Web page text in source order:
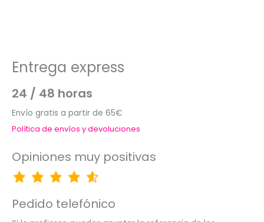
Entrega express
24 / 48 horas
Envío gratis a partir de 65€
Política de envíos y devoluciones
Opiniones muy positivas
Pedido telefónico